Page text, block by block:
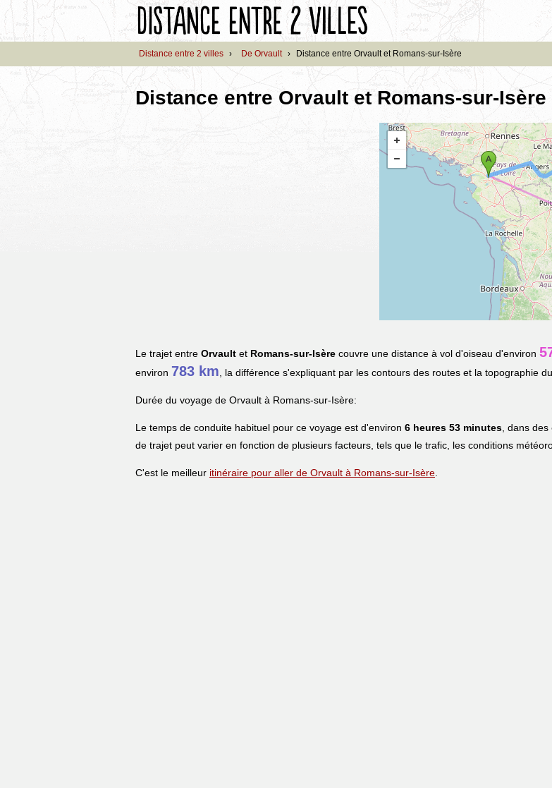
Distance entre 2 villes › De Orvault › Distance entre Orvault et Romans-sur-Isère
Distance entre Orvault et Romans-sur-Isère
Le trajet entre Orvault et Romans-sur-Isère couvre une distance à vol d'oiseau d'environ
environ 783 km , la différence s'expliquant par les contours des routes et la topographie
Durée du voyage de Orvault à Romans-sur-Isère:
Le temps de conduite habituel pour ce voyage est d'environ 6 heures 53 minutes , dans
de trajet peut varier en fonction de plusieurs facteurs, tels que le trafic, les conditions
C'est le meilleur itinéraire pour aller de Orvault à Romans-sur-Isère